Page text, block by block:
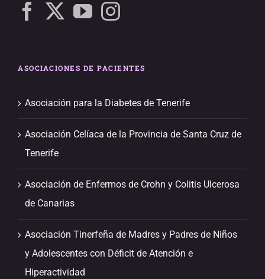
ASOCIACIONES DE PACIENTES
Asociación para la Diabetes de Tenerife
Asociación Celíaca de la Provincia de Santa Cruz de
Tenerife
Asociación de Enfermos de Crohn y Colitis Ulcerosa
de Canarias
Asociación Tinerfeña de Madres y Padres de Niños
y Adolescentes con Déficit de Atención e
Hiperactividad